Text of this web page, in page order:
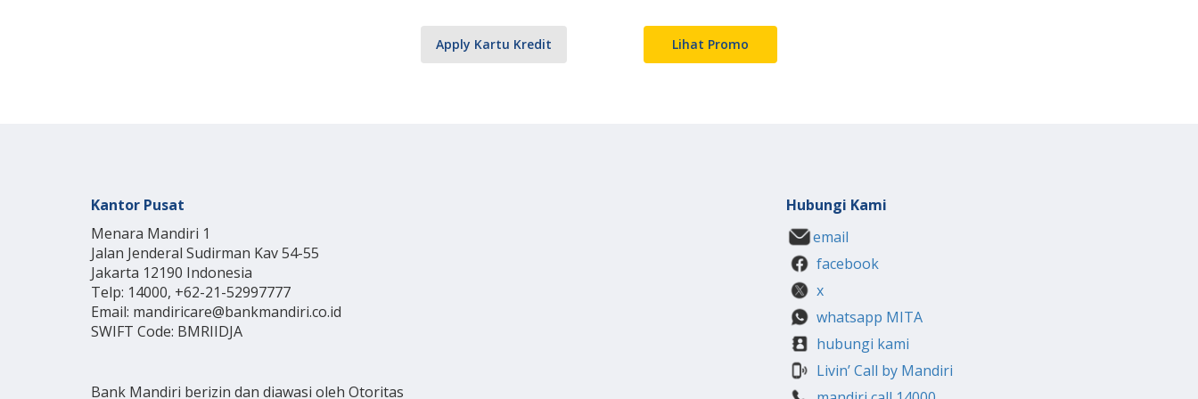
Apply Kartu Kredit Lihat Promo
Kantor Pusat
Menara Mandiri 1
Jalan Jenderal Sudirman Kav 54-55
Jakarta 12190 Indonesia
Telp: 14000, +62-21-52997777
Email: mandiricare@bankmandiri.co.id
SWIFT Code: BMRIIDJA
Bank Mandiri berizin dan diawasi oleh Otoritas
Hubungi Kami
email
facebook
x
whatsapp MITA
hubungi kami
Livin’ Call by Mandiri